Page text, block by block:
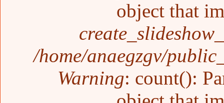
object that
/home/anaegzgv/
Warning: count():